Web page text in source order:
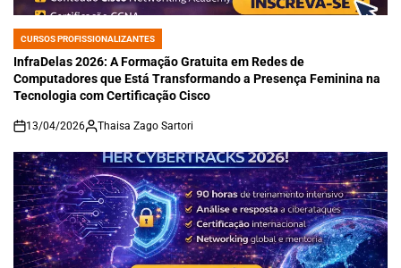
POSTED
IN
CURSOS PROFISSIONALIZANTES
InfraDelas 2026: A Formação Gratuita em Redes de
Computadores que Está Transformando a Presença Feminina na
Tecnologia com Certificação Cisco
on
13/04/2026 Thaisa Zago Sartori